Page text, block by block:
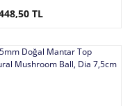
TL